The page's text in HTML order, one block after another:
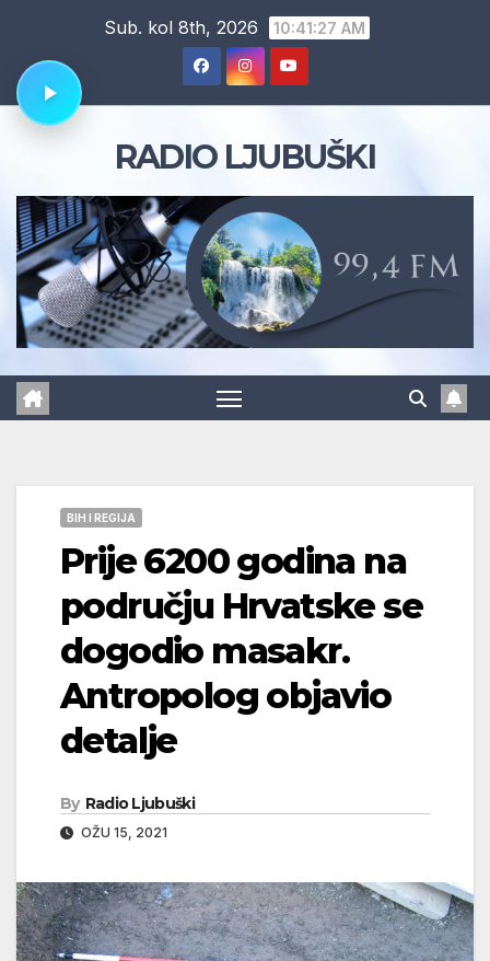
content
Sub. kol 8th, 2026 10:41:28 AM
RADIO LJUBUŠKI
BIH I REGIJA
Prije 6200 godina na
području Hrvatske se
dogodio masakr.
Antropolog objavio
detalje
By Radio Ljubuški
OŽU 15, 2021